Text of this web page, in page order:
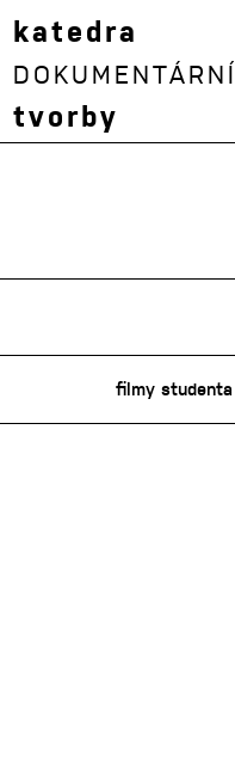
katedra
DOKUMENTÁRNÍ
tvorby
filmy studenta